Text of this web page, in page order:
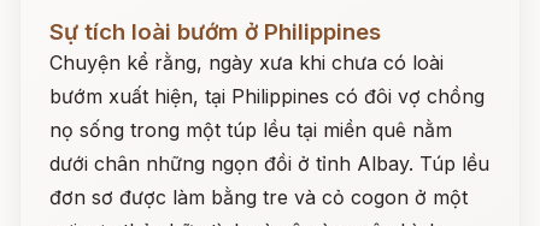
Sự tích loài bướm ở Philippines
Chuyện kể rằng, ngày xưa khi chưa có loài
bướm xuất hiện, tại Philippines có đôi vợ chồng
nọ sống trong một túp lều tại miền quê nằm
dưới chân những ngọn đồi ở tỉnh Albay. Túp lều
đơn sơ được làm bằng tre và cỏ cogon ở một